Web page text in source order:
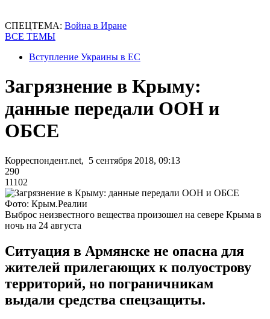
СПЕЦТЕМА: Война в Иране
ВСЕ ТЕМЫ
Вступление Украины в ЕС
Загрязнение в Крыму:
данные передали ООН и
ОБСЕ
Корреспондент.net, 5 сентября 2018, 09:13
290
11102
Фото: Крым.Реалии
Выброс неизвестного вещества произошел на севере Крыма в
ночь на 24 августа
Ситуация в Армянске не опасна для
жителей прилегающих к полуострову
территорий, но пограничникам
выдали средства спецзащиты.